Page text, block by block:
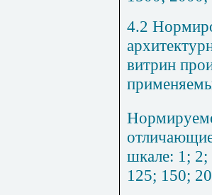
4.2
витрин
шкале: 1;
125; 150;